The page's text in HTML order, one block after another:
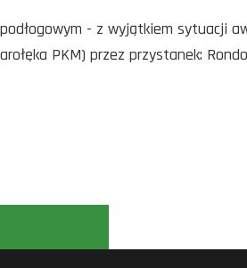
- z wyjątkiem sytuacji
PKM) przez przystanek: